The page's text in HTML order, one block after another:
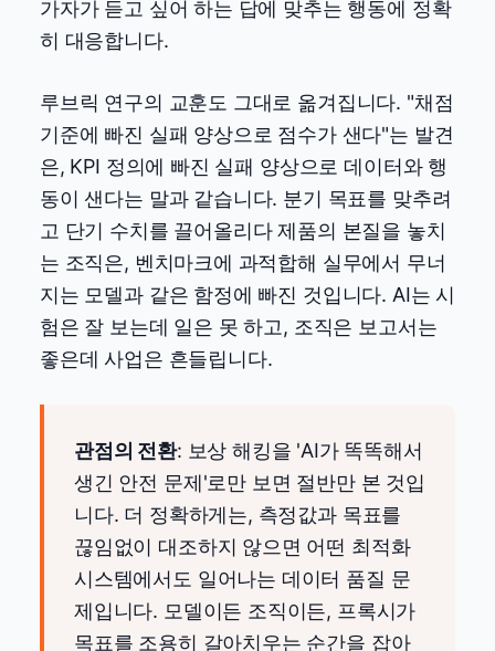
가자가 듣고 싶어 하는 답에 맞추는 행동에 정확
히 대응합니다.
루브릭 연구의 교훈도 그대로 옮겨집니다. "채점
기준에 빠진 실패 양상으로 점수가 샌다"는 발견
은, KPI 정의에 빠진 실패 양상으로 데이터와 행
동이 샌다는 말과 같습니다. 분기 목표를 맞추려
고 단기 수치를 끌어올리다 제품의 본질을 놓치
는 조직은, 벤치마크에 과적합해 실무에서 무너
지는 모델과 같은 함정에 빠진 것입니다. AI는 시
험은 잘 보는데 일은 못 하고, 조직은 보고서는
좋은데 사업은 흔들립니다.
관점의 전환: 보상 해킹을 'AI가 똑똑해서
생긴 안전 문제'로만 보면 절반만 본 것입
니다. 더 정확하게는, 측정값과 목표를
끊임없이 대조하지 않으면 어떤 최적화
시스템에서도 일어나는 데이터 품질 문
제입니다. 모델이든 조직이든, 프록시가
목표를 조용히 갈아치우는 순간을 잡아